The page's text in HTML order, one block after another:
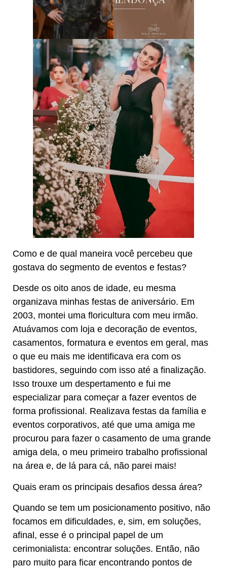
Como e de qual maneira você percebeu que
gostava do segmento de eventos e festas?
Desde os oito anos de idade, eu mesma
organizava minhas festas de aniversário. Em
2003, montei uma floricultura com meu irmão.
Atuávamos com loja e decoração de eventos,
casamentos, formatura e eventos em geral, mas
o que eu mais me identificava era com os
bastidores, seguindo com isso até a finalização.
Isso trouxe um despertamento e fui me
especializar para começar a fazer eventos de
forma profissional. Realizava festas da família e
eventos corporativos, até que uma amiga me
procurou para fazer o casamento de uma grande
amiga dela, o meu primeiro trabalho profissional
na área e, de lá para cá, não parei mais!
Quais eram os principais desafios dessa área?
Quando se tem um posicionamento positivo, não
focamos em dificuldades, e, sim, em soluções,
afinal, esse é o principal papel de um
cerimonialista: encontrar soluções. Então, não
paro muito para ficar encontrando pontos de